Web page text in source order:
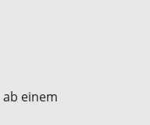
ab einem